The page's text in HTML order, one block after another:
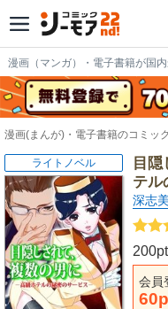
漫画（マンガ）・電子書籍が国
漫画(まんが)・電子書籍のコミッ
目
テル
深志
会員
ライトノベル